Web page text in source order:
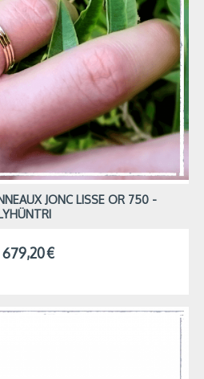
JONC LISSE OR 750 -
679,20€